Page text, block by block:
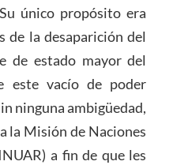
único propósito era
de la desaparición del
de estado mayor del
este vacío de poder
ninguna ambigüedad,
la Misión de Naciones
a fin de que les